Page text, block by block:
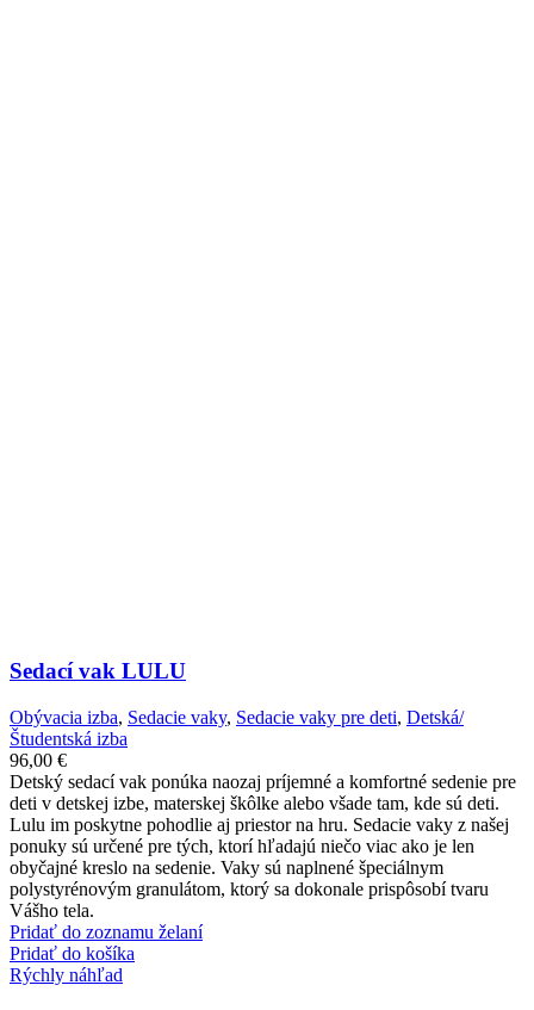
Sedací vak LULU
Obývacia izba, Sedacie vaky, Sedacie vaky pre deti, Detská/
Študentská izba
96,00 €
Detský sedací vak ponúka naozaj príjemné a komfortné sedenie pre
deti v detskej izbe, materskej škôlke alebo všade tam, kde sú deti.
Lulu im poskytne pohodlie aj priestor na hru. Sedacie vaky z našej
ponuky sú určené pre tých, ktorí hľadajú niečo viac ako je len
obyčajné kreslo na sedenie. Vaky sú naplnené špeciálnym
polystyrénovým granulátom, ktorý sa dokonale prispôsobí tvaru
Vášho tela.
Pridať do zoznamu želaní
Pridať do košíka
Rýchly náhľad